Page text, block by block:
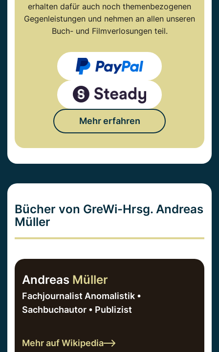
erhalten dafür auch noch themenbezogenen
Gegenleistungen und nehmen an allen unseren
Buch- und Filmverlosungen teil.
Mehr erfahren
Bücher von GreWi-Hrsg. Andreas
Müller
Andreas Müller
Fachjournalist Anomalistik •
Sachbuchautor • Publizist
Mehr auf Wikipedia